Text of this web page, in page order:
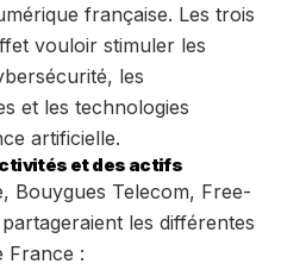
française. Les trois
vouloir stimuler les
les
et les technologies
artificielle.
et des actifs
Bouygues Telecom, Free-
les différentes
France :